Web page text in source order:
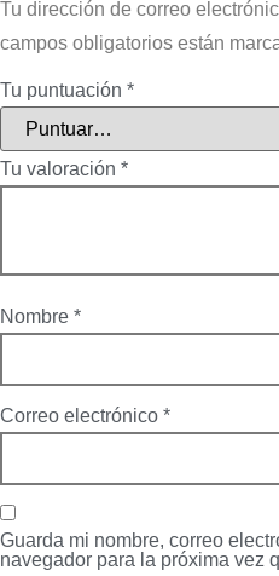
Tu dirección de correo
campos obligatorios están
Tu puntuación *
Tu valoración *
Nombre *
Correo electrónico *
Guarda mi nombre, correo
navegador para la próxima vez